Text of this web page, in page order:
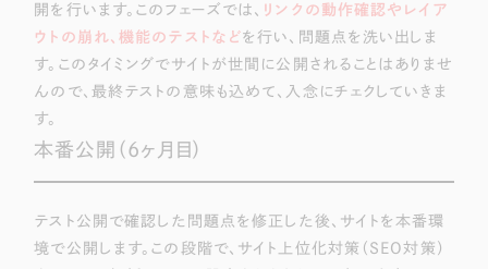
開を行います。このフェーズでは、 リンクの動作確認やレイア
ウトの崩れ、機能のテストなどを行い、問題点を洗い出しま
す。このタイミングでサイトが世間に公開されることはありませ
んので、最終テストの意味も込めて、入念にチェクしていきま
す。
本番公開（6ヶ月目）
テスト公開で確認した問題点を修正した後、サイトを本番環
境で公開します。この段階で、サイト上位化対策（SEO対策）